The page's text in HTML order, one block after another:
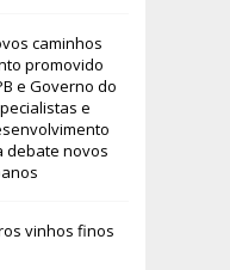
caminhos
promovido
e Governo do
e
debate novos
vinhos finos